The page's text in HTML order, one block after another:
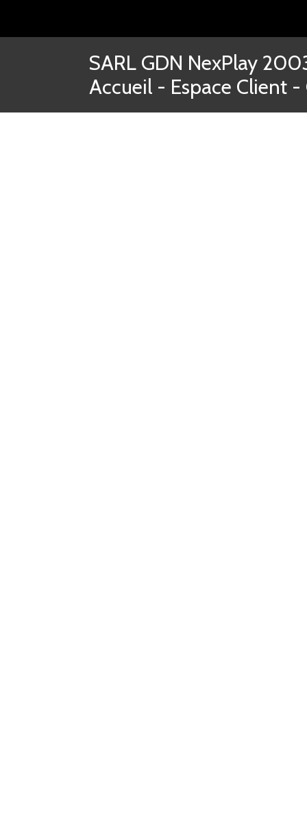
SARL GDN NexPlay
Accueil - Espace Client -